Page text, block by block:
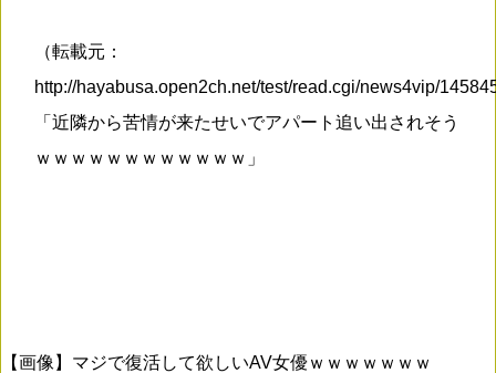
（転載元：
http://hayabusa.open2ch.net/test/read.cgi/news4vip/
「近隣から苦情が来たせいでアパート追い出されそう
ｗｗｗｗｗｗｗｗｗｗｗｗ」
【画像】マジで復活して欲しいAV女優ｗｗｗｗｗｗｗ